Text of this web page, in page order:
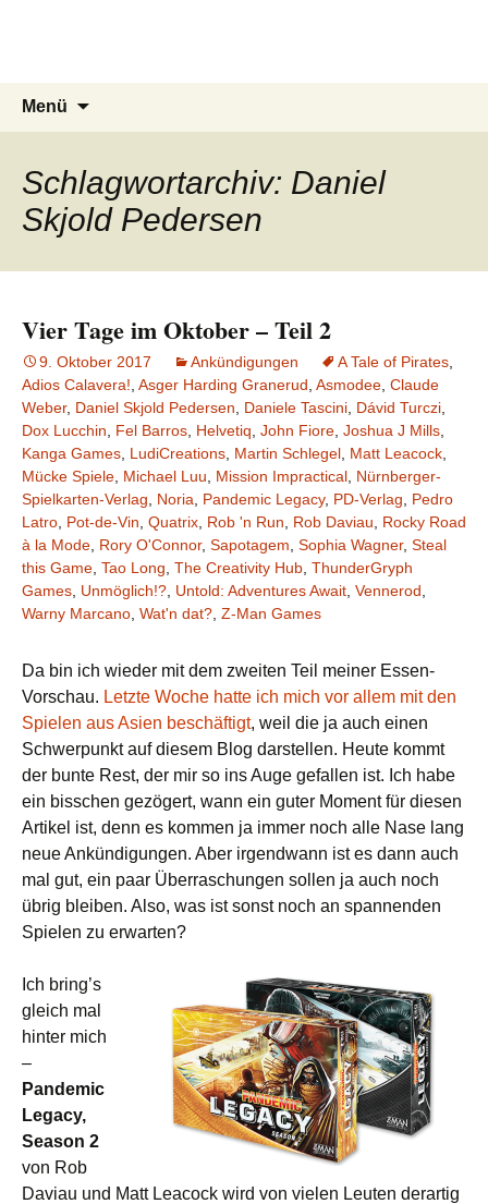
Menü
Schlagwortarchiv: Daniel
Skjold Pedersen
Vier Tage im Oktober – Teil 2
9. Oktober 2017 Ankündigungen A Tale of Pirates
Adios Calavera! Asger Harding Granerud Asmodee Claude
Weber, Daniel Skjold Pedersen Daniele Tascini Dávid Turczi
Dox Lucchin
Fel Barros Helvetiq John Fiore Joshua J Mills
Kanga Games LudiCreations Martin Schlegel Matt Leacock
Mücke Spiele Michael Luu Mission Impractical Nürnberger-
Spielkarten-Verlag
Noria Pandemic Legacy, PD-Verlag
Pedro
Latro Pot-de-Vin Quatrix Rob 'n Run Rob Daviau
Rocky Road
à la Mode Rory O'Connor, Sapotagem Sophia Wagner, Steal
this Game Tao Long The Creativity Hub ThunderGryph
Games Unmöglich!? Untold: Adventures Await Vennerod
Warny Marcano Wat'n dat? Z-Man Games
Da bin ich wieder mit dem zweiten Teil meiner Essen-
Vorschau. Letzte Woche hatte ich mich vor allem mit den
Spielen aus Asien beschäftigt, weil die ja auch einen
Schwerpunkt auf diesem Blog darstellen. Heute kommt
der bunte Rest, der mir so ins Auge gefallen ist. Ich habe
ein bisschen gezögert, wann ein guter Moment für diesen
Artikel ist, denn es kommen ja immer noch alle Nase lang
neue Ankündigungen. Aber irgendwann ist es dann auch
mal gut, ein paar Überraschungen sollen ja auch noch
übrig bleiben. Also, was ist sonst noch an spannenden
Spielen zu erwarten?
Ich bring’s
gleich mal
hinter mich
–
Pandemic
Legacy,
Season 2
von Rob
Daviau und Matt Leacock wird von vielen Leuten derartig